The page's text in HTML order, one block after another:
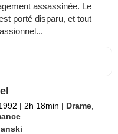
assassinée. Le
porté disparu, et tout
| 2h 18min | Drame